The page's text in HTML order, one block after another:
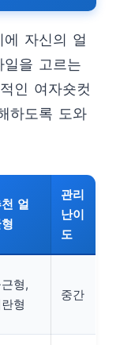
자신의 얼
일을 고르는
인 여자숏컷
하도록 도와
얼
관리
난이
도
형,
형
중간